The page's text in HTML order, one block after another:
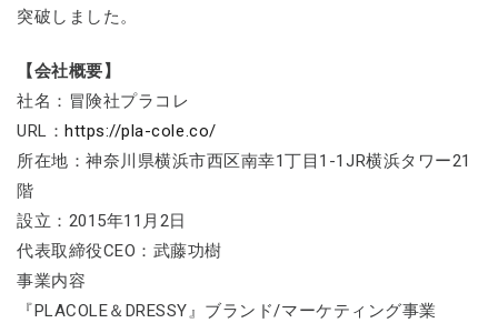
突破しました。
【会社概要】
社名：冒険社プラコレ
URL：https://pla-cole.co/
所在地：神奈川県横浜市西区南幸1丁目1-1JR横浜タワー21
階
設立：2015年11月2日
代表取締役CEO：武藤功樹
事業内容
『PLACOLE＆DRESSY』ブランド/マーケティング事業